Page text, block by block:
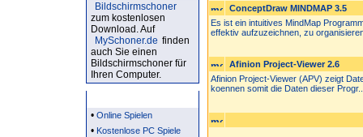
Bildschirmschoner
zum kostenlosen
Download. Auf
MySchoner.de finden
auch Sie einen
Bildschirmschoner für
Ihren Computer.
• Online Spielen
• Kostenlose PC Spiele
ConceptDraw MINDMAP 3.5
Es ist ein intuitives MindMap
effektiv aufzuzeichnen, zu
Afinion Project-Viewer 2.6
Afinion Project-Viewer (APV) zeigt
koennen somit die Daten dieser